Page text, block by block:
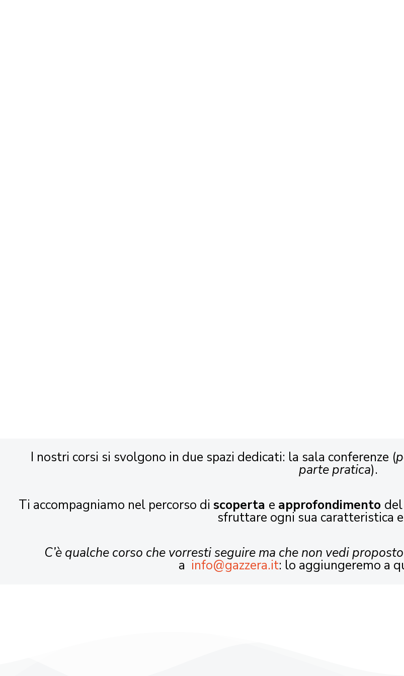
I nostri corsi si svolgono in due spazi dedicati: la sala conferenze (
parte pratica).
Ti accompagniamo nel percorso di scoperta e approfondimento
sfruttare ogni sua caratteristica
C’è qualche corso che vorresti seguire ma che non vedi
a info@gazzera.it: lo aggiungeremo a